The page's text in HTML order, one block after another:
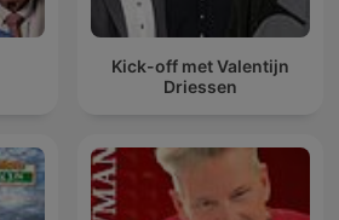
Kick-off met Valentijn
Driessen